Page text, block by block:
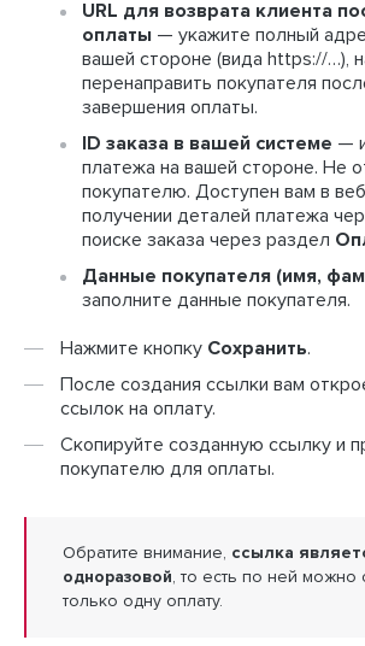
URL для возврата клиента
оплаты — укажите полный
вашей стороне (вида https://…),
перенаправить покупателя
завершения оплаты.
ID заказа в вашей системе —
платежа на вашей стороне. Не
покупателю. Доступен вам в
получении деталей платежа
поиске заказа через раздел
Данные покупателя (имя,
заполните данные покупателя.
Нажмите кнопку Сохранить.
После создания ссылки вам
ссылок на оплату.
Скопируйте созданную ссылку и
покупателю для оплаты.
Обратите внимание, ссылка
одноразовой, то есть по ней можно
только одну оплату.